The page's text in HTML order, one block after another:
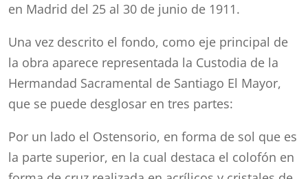
en Madrid del 25 al 30 de junio de 1911.
Una vez descrito el fondo, como eje principal de
la obra aparece representada la Custodia de la
Hermandad Sacramental de Santiago El Mayor,
que se puede desglosar en tres partes:
Por un lado el Ostensorio, en forma de sol que es
la parte superior, en la cual destaca el colofón en